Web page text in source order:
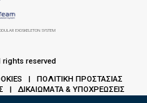
EXOSKELETON SYSTEM
reserved
| ΠΟΛΙΤΙΚΗ ΠΡΟΣΤΑΣΙΑΣ
| ΔΙΚΑΙΩΜΑΤΑ & ΥΠΟΧΡΕΩΣΕΙΣ